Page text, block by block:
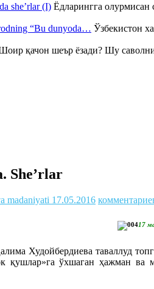
she’rlar (I) Ёдларингга
“Bu dunyoda… Ўзбекистон
қачон шеър ёзади? Шу
She’rlar
madaniyati 17.05.2016
17
Худойбердиева таваллуд
қушлар»га ўхшаган ҳажман